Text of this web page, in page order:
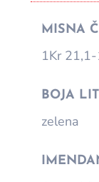
MISNA
1Kr
BOJA
zelena